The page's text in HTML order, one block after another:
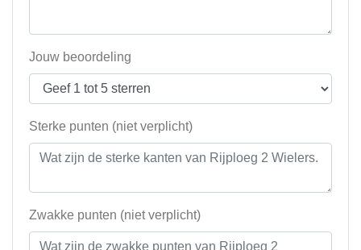
Jouw beoordeling
Sterke punten (niet verplicht)
Zwakke punten (niet verplicht)